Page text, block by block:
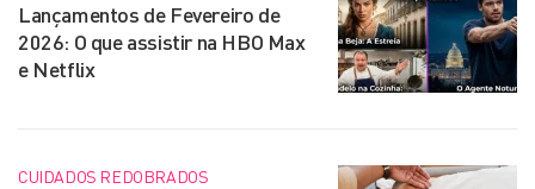
Lançamentos de Fevereiro de
2026: O que assistir na HBO Max
e Netflix
CUIDADOS REDOBRADOS